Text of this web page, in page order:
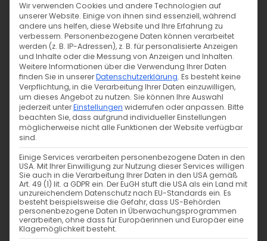
Wir verwenden Cookies und andere Technologien auf
unserer Website. Einige von ihnen sind essenziell, während
andere uns helfen, diese Website und Ihre Erfahrung zu
verbessern. Personenbezogene Daten können verarbeitet
werden (z. B. IP-Adressen), z. B. für personalisierte Anzeigen
und Inhalte oder die Messung von Anzeigen und Inhalten.
Weitere Informationen über die Verwendung Ihrer Daten
finden Sie in unsererDatenschutzerklärung. Es besteht keine
Verpflichtung, in die Verarbeitung Ihrer Daten einzuwilligen,
um dieses Angebot zu nutzen. Sie können Ihre Auswahl
jederzeit unterEinstellungen widerrufen oder anpassen. Bitte
beachten Sie, dass aufgrund individueller Einstellungen
möglicherweise nicht alle Funktionen der Website verfügbar
sind.
Einige Services verarbeiten personenbezogene Daten in den
USA. Mit Ihrer Einwilligung zur Nutzung dieser Services willigen
Sie auch in die Verarbeitung Ihrer Daten in den USA gemäß
Art. 49 (1) lit. a GDPR ein. Der EuGH stuft die USA als ein Land mit
unzureichendem Datenschutz nach EU-Standards ein. Es
besteht beispielsweise die Gefahr, dass US-Behörden
personenbezogene Daten in Überwachungsprogrammen
verarbeiten, ohne dass für Europäerinnen und Europäer eine
Klagemöglichkeit besteht.